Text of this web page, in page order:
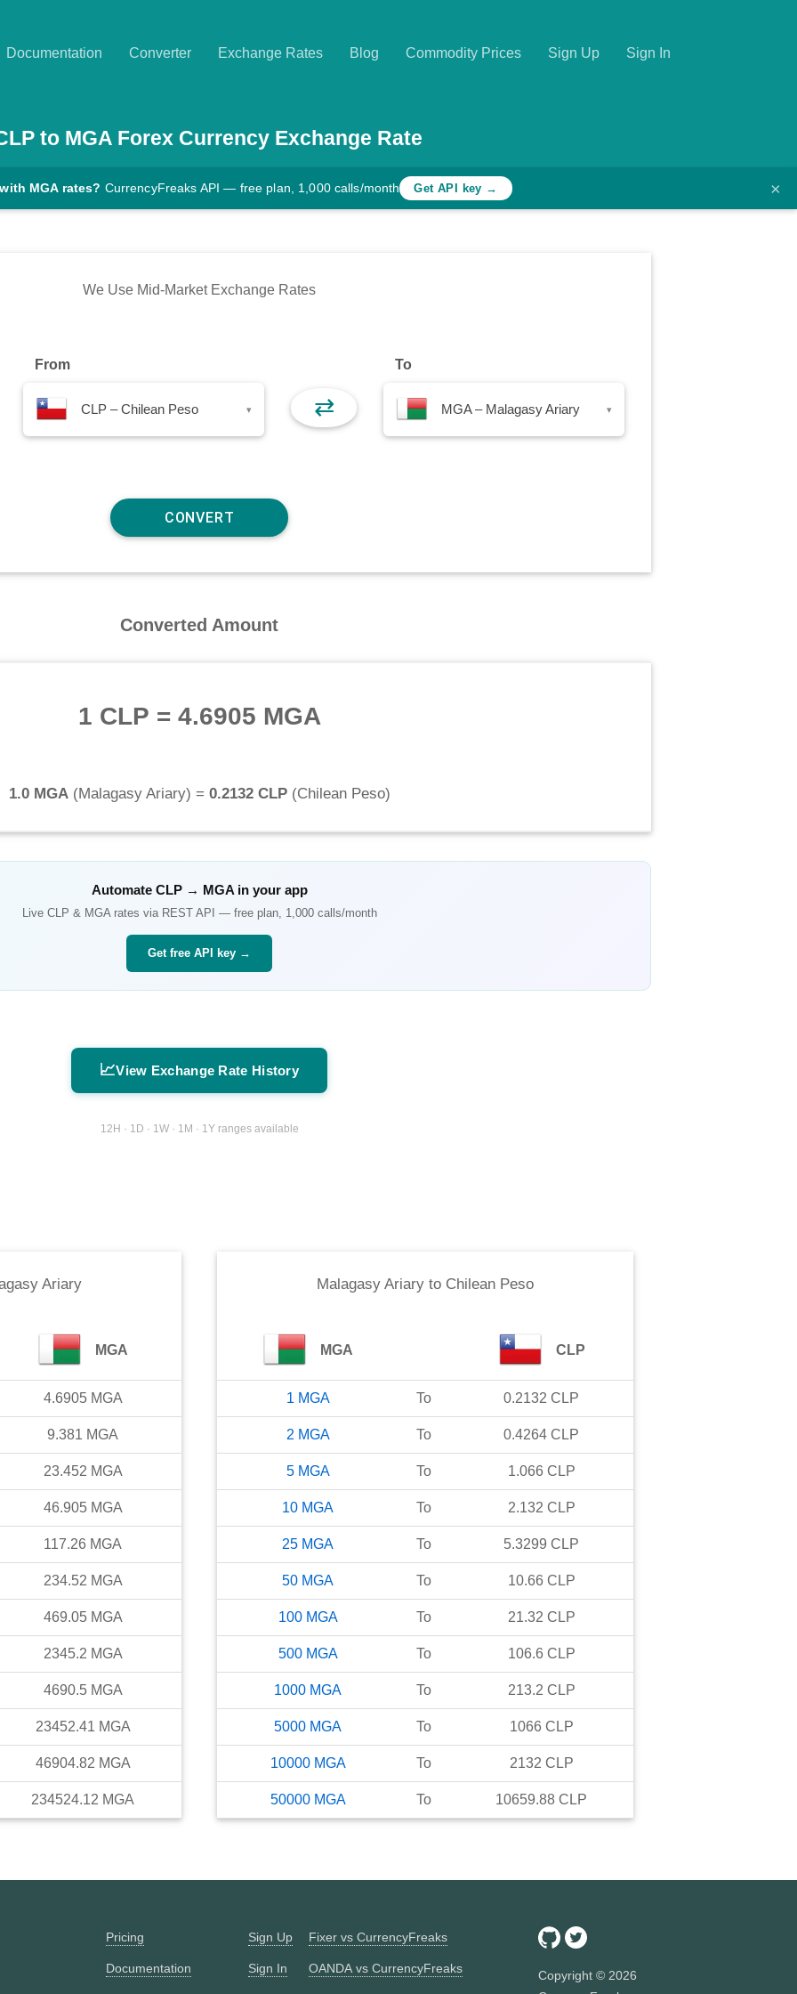
Documentation Converter Exchange Rates Blog Commodity Prices Sign Up Sign In
to MGAForex Currency Exchange Rate
MGA rates? CurrencyFreaks API — free plan, 1,000 calls/month Get API key → ×
We Use Mid-Market Exchange Rates
From
CLP – Chilean Peso ▾ ⇄
To
MGA – Malagasy Ariary ▾
Converted Amount
1 CLP = 4.6905 MGA
1.0 MGA(Malagasy Ariary) = 0.2132 CLP(Chilean Peso)
Automate CLP→ MGAin your app
Live CLP & MGArates via REST API — free plan, 1,000 calls/month
Get free API key →
📈View Exchange Rate History
12H · 1D · 1W · 1M · 1Y ranges available
Ariary
MGA
4.6905 MGA
9.381 MGA
23.452 MGA
46.905 MGA
117.26 MGA
234.52 MGA
469.05 MGA
2345.2 MGA
4690.5 MGA
23452.41 MGA
46904.82 MGA
234524.12 MGA
Malagasy Ariary to Chilean Peso
MGA CLP
1 MGA To 0.2132 CLP
2 MGA To 0.4264 CLP
5 MGA To 1.066 CLP
10 MGA To 2.132 CLP
25 MGA To 5.3299 CLP
50 MGA To 10.66 CLP
100 MGA To 21.32 CLP
500 MGA To 106.6 CLP
1000 MGA To 213.2 CLP
5000 MGA To 1066 CLP
10000 MGA To 2132 CLP
50000 MGA To 10659.88 CLP
Pricing
Documentation
Sign Up
Sign In
Fixer vs CurrencyFreaks
OANDA vs CurrencyFreaks Copyright © 2026